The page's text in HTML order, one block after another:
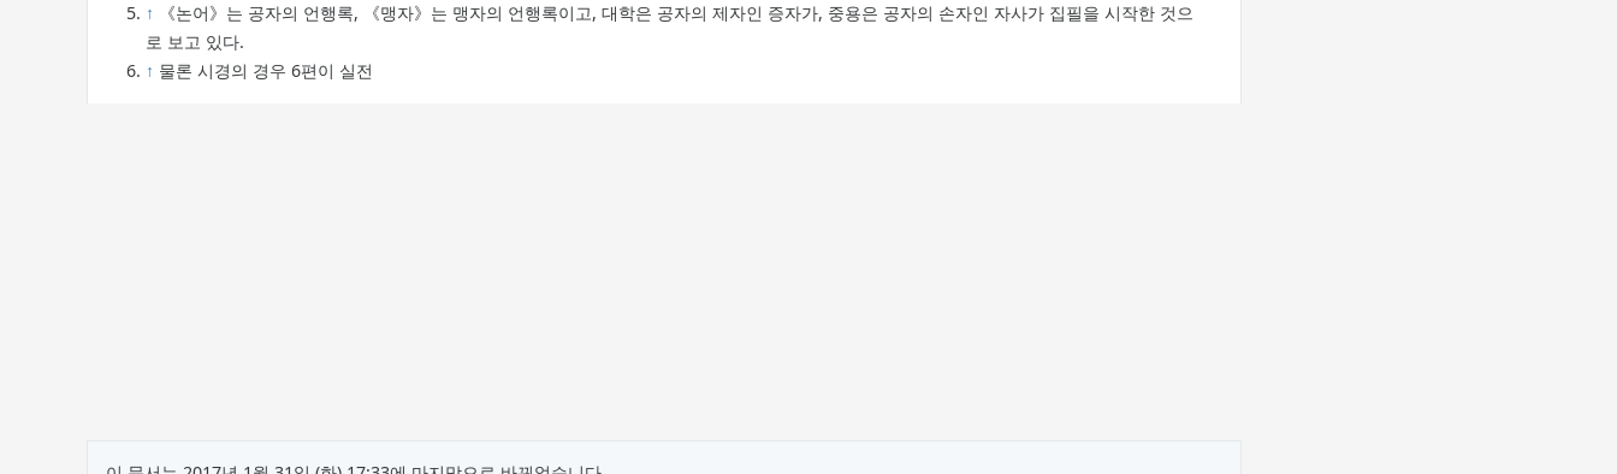
↑
《논어》는 공자의 언행록, 《맹자》는 맹자의 언행록이고, 대학은 공자의 제자인 증자가, 중용은 공자의 손자인 자사가 집필을 시작한 것으
로 보고 있다.
↑ 물론 시경의 경우 6편이 실전